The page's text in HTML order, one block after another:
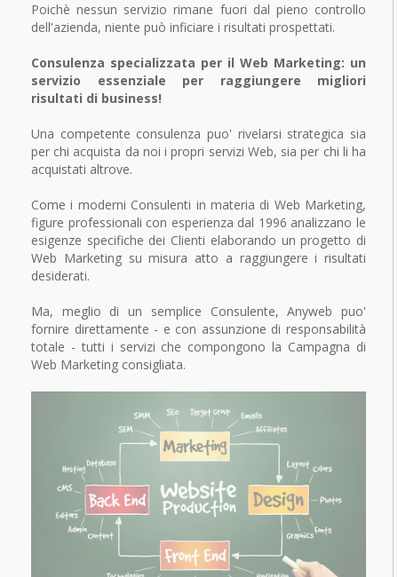
Poichè nessun servizio rimane fuori dal pieno controllo
dell'azienda, niente può inficiare i risultati prospettati.
Consulenza specializzata per il Web Marketing: un
servizio essenziale per raggiungere migliori
risultati di business!
Una competente consulenza puo' rivelarsi strategica sia
per chi acquista da noi i propri servizi Web, sia per chi li ha
acquistati altrove.
Come i moderni Consulenti in materia di Web Marketing,
figure professionali con esperienza dal 1996 analizzano le
esigenze specifiche dei Clienti elaborando un progetto di
Web Marketing su misura atto a raggiungere i risultati
desiderati.
Ma, meglio di un semplice Consulente, Anyweb puo'
fornire direttamente - e con assunzione di responsabilità
totale - tutti i servizi che compongono la Campagna di
Web Marketing consigliata.